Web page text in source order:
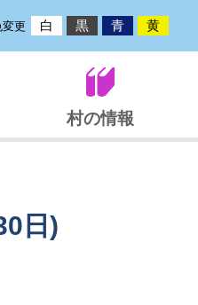
更 白 黒 青 黄
村の情報
日)